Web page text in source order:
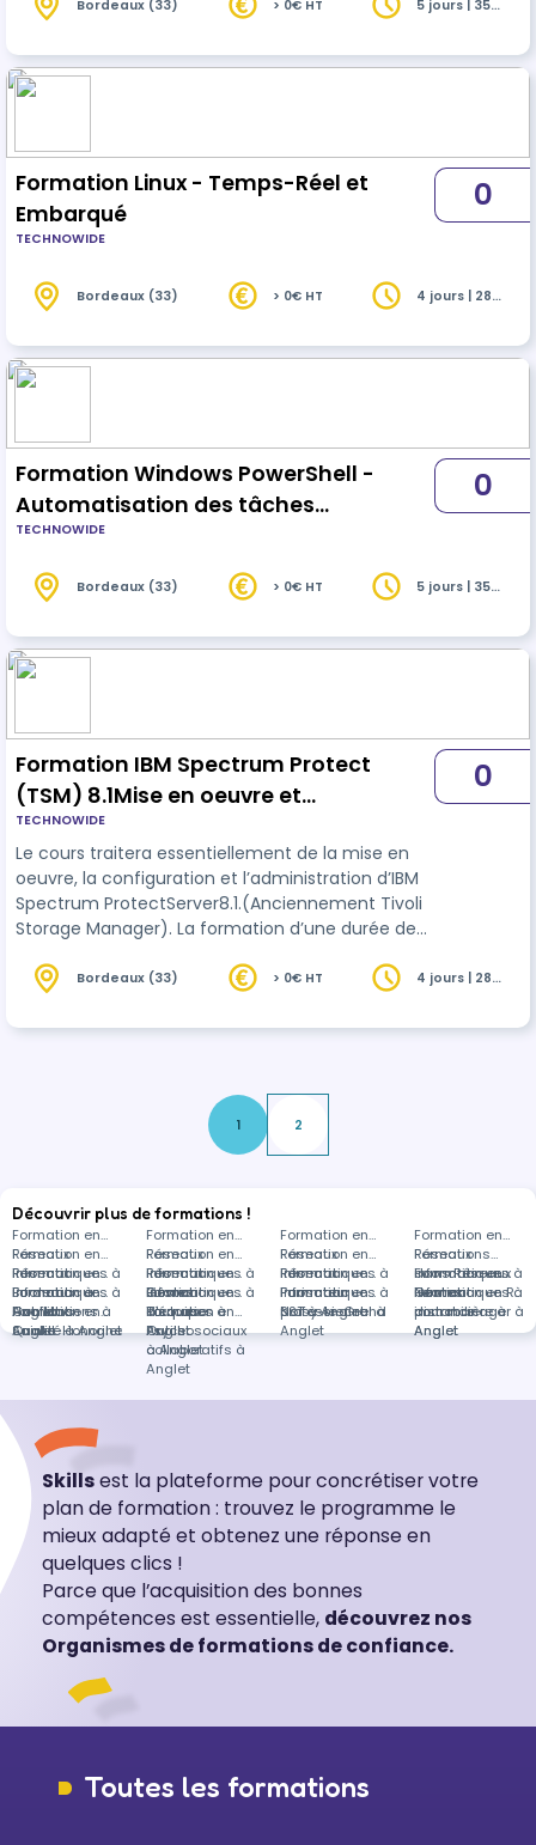
Bordeaux (33) > 0€ HT
5 jours | 35
Formation Linux - Temps-Réel et
Embarqué
TECHNOWIDE
0
Bordeaux (33) > 0€ HT
4 jours | 28
Formation Windows PowerShell -
Automatisation des tâches
d'administration système
TECHNOWIDE
0
Bordeaux (33) > 0€ HT
5 jours | 35
Formation IBM Spectrum Protect
(TSM) 8.1Mise en oeuvre et
Administration
TECHNOWIDE
Le cours traitera essentiellement de la mise en
oeuvre, la configuration et l’administration d’IBM
Spectrum ProtectServer8.1.(Anciennement Tivoli
Storage Manager). La formation d’une durée de
et d’un volet pratique afin de répondre aux
niveaux de compétences hétérogènes. A travers
PROTECT, le client de sauvegar…
0
Bordeaux (33) > 0€ HT
4 jours | 28
1 2
Découvrir plus de formations !
Formation en
Réseaux
informatiques à
Bordeaux
Formation en
Réseaux
informatiques à
Bièvres
Formation en
Réseaux
informatiques à
Paris
Formation en
Réseaux
informatiques à
Nantes
Formation en
Réseaux
informatiques à
Conflans-
Sainte-Honorine
Formation en
Réseaux
informatiques à
Toulouse
Formation en
Réseaux
informatiques à
Noisy-le-Grand
Formations
dans Réseaux
informatiques à
distance
Formation en
Formation à
Anglet
Formation en
Gestion
d'équipes à
Anglet
Formation en
Formateur
professionnel à
Anglet
Formation en
Gestion
immobilière à
Anglet
Formation en
Habilitations à
Anglet
Formation en
Risques
Psychosociaux
à Anglet
Formation en
SST à Anglet
Formation en RH
pour manager à
Anglet
Formation en
Qualité à Anglet
Formation en
Outils
collaboratifs à
Anglet
Skillsest la plateforme pour concrétiser votre
plan de formation : trouvez le programme le
mieux adapté et obtenez une réponse en
quelques clics !
Parce que l’acquisition des bonnes
compétences est essentielle, découvrez nos
Organismes de formations de confiance.
Toutes les formations